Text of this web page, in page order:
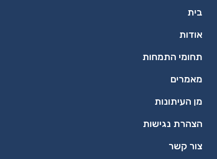
בית
אודות
תחומי התמחות
מאמרים
מן העיתונות
הצהרת נגישות
צור קשר